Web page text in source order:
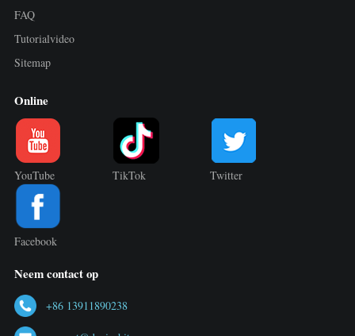
FAQ
Tutorialvideo
Sitemap
Online
YouTube TikTok Twitter
Facebook
Neem contact op
+86 13911890238